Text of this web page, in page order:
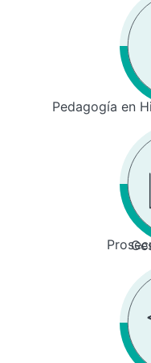
Pedagogía en